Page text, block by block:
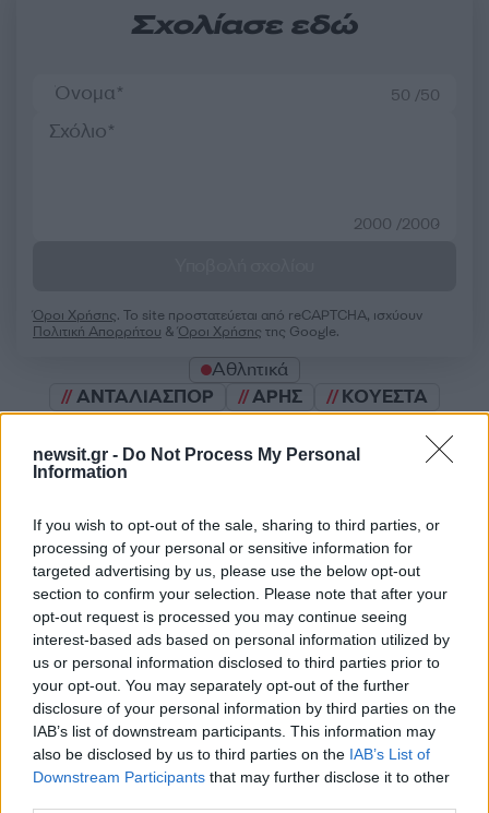
newsit.gr - Do Not Process My Personal
Information
If you wish to opt-out of the sale, sharing to third parties, or
processing of your personal or sensitive information for
targeted advertising by us, please use the below opt-out
section to confirm your selection. Please note that after your
opt-out request is processed you may continue seeing
interest-based ads based on personal information utilized by
us or personal information disclosed to third parties prior to
your opt-out. You may separately opt-out of the further
disclosure of your personal information by third parties on the
IAB’s list of downstream participants. This information may
also be disclosed by us to third parties on the IAB’s List of
Downstream Participants that may further disclose it to other
Σχολίασε εδώ
50 /50
2000 /2000
Όροι Χρήσης. Το site προστατεύεται από reCAPTCHA, ισχύουν
Πολιτική Απορρήτου &Όροι Χρήσης της Google.
Αθλητικά
ΑΝΤΑΛΙΑΣΠΟΡ
ΑΡΗΣ
ΚΟΥΕΣΤΑ
Share:
Ακολουθήστε το Νewsit.gr στο Google Newsκαι
ενημερωθείτε πρώτοι για όλη την ειδησεογραφία και τα
τελευταία νέατης ημέρας
Πιο δημοφιλή
1 Κωνσταντίνος Αργυρός και Αλεξάνδρα
Νίκα κάνουν διακοπές με πολυτελές γιοτ
με τα δύο παιδιά τους